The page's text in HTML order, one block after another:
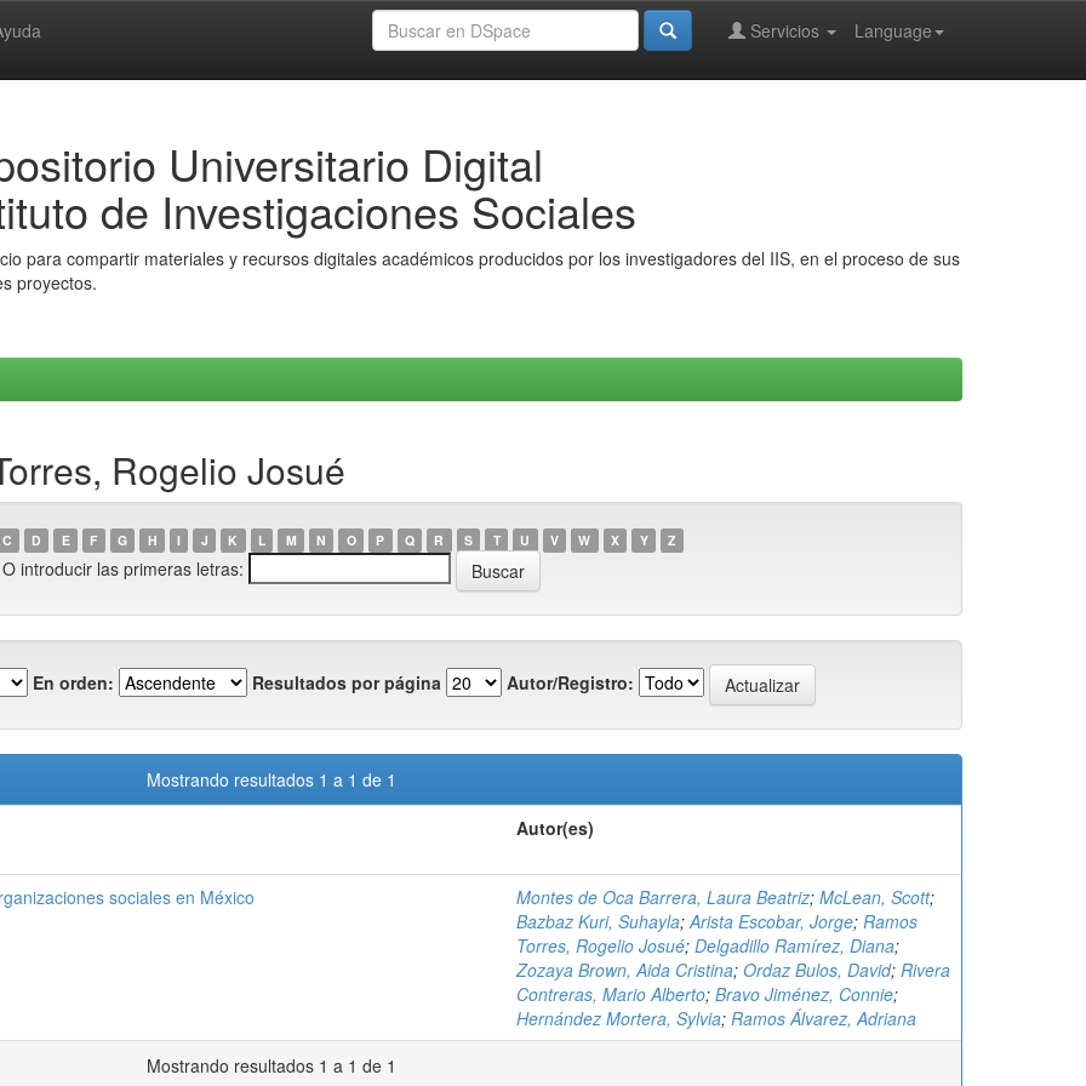
Language
Servicios
Universitario Digital
de Investigaciones Sociales
para compartir materiales y recursos digitales académicos producidos por los investigadores del IIS, en el proceso de sus
proyectos.
Rogelio Josué
C D E F G H I J K L M N O P Q R S T U V W X Y Z
O introducir las primeras letras:
En orden: Resultados por página Autor/Registro:
Mostrando resultados 1 a 1 de 1
Autor(es)
sociales en México Montes de Oca Barrera, Laura Beatriz; McLean, Scott;
Bazbaz Kuri, Suhayla;Arista Escobar, Jorge; Ramos
Torres, Rogelio Josué; Delgadillo Ramírez, Diana;
Zozaya Brown, Aida Cristina; Ordaz Bulos, David; Rivera
Contreras, Mario Alberto; Bravo Jiménez, Connie;
Hernández Mortera, Sylvia; Ramos Álvarez, Adriana
Mostrando resultados 1 a 1 de 1